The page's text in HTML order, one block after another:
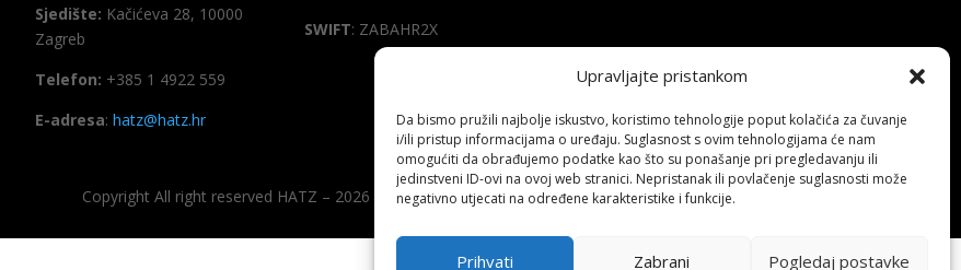
Upravljajte pristankom
Da bismo pružili najbolje iskustvo, koristimo tehnologije poput kolačića za čuvanje
i/ili pristup informacijama o uređaju. Suglasnost s ovim tehnologijama će nam
omogućiti da obrađujemo podatke kao što su ponašanje pri pregledavanju ili
jedinstveni ID-ovi na ovoj web stranici. Nepristanak ili povlačenje suglasnosti može
negativno utjecati na određene karakteristike i funkcije.
Prihvati Zabrani Pogledaj postavke
Sjedište: Kačićeva 28, 10000
Zagreb
Telefon: +385 1 4922 559
E-adresa: hatz@hatz.hr
SWIFT: ZABAHR2X
Copyright All right reserved HATZ – 2026